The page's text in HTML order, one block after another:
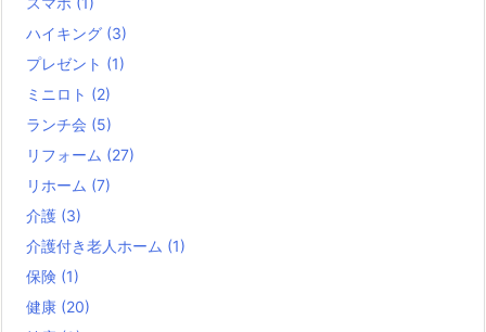
ハイキング (3)
プレゼント (1)
ミニロト (2)
ランチ会 (5)
リフォーム (27)
リホーム (7)
介護 (3)
介護付き老人ホーム (1)
保険 (1)
健康 (20)